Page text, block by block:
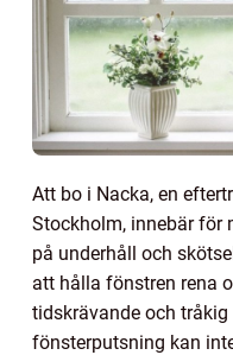
Att bo i Nacka, en
Stockholm, innebär för
på underhåll och
att hålla fönstren rena
tidskrävande och
fönsterputsning kan